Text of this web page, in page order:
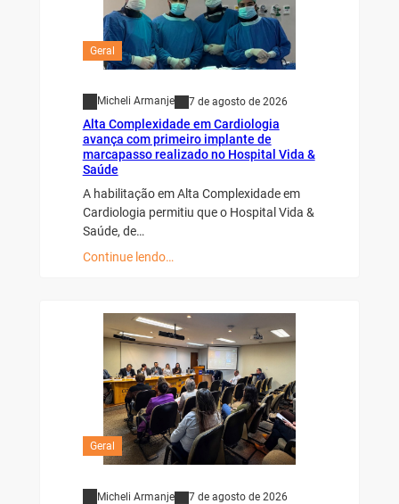
Geral
Micheli Armanje 7 de agosto de 2026
Alta Complexidade em Cardiologia
avança com primeiro implante de
marcapasso realizado no Hospital Vida &
Saúde
A habilitação em Alta Complexidade em
Cardiologia permitiu que o Hospital Vida &
Saúde, de…
Continue lendo…
Geral
Micheli Armanje 7 de agosto de 2026